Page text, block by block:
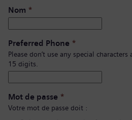
Nom *
Preferred Phone *
Please don’t use any special
15 digits.
Mot de passe *
Votre mot de passe doit :